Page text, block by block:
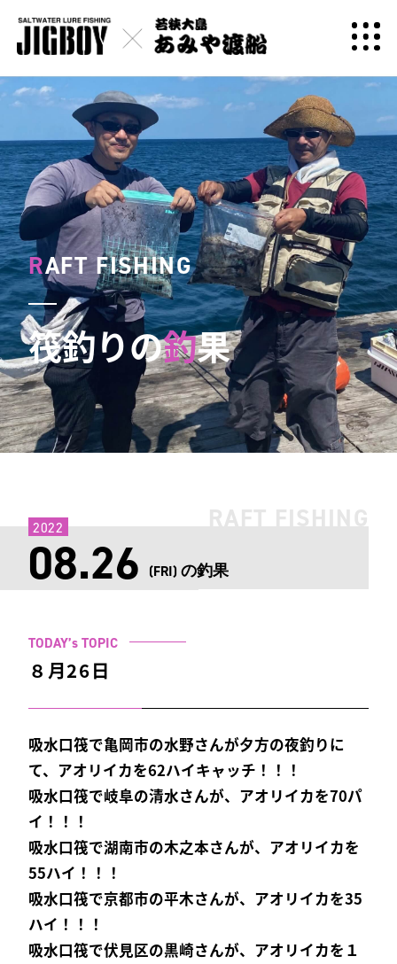
RAFT FISHING
筏釣りの釣果
RAFT FISHING
08.26 (FRI) の釣果
2022
TODAY’s TOPIC
８月26日
吸水口筏で亀岡市の水野さんが夕方の夜釣りに
て、アオリイカを62ハイキャッチ！！！
吸水口筏で岐阜の清水さんが、アオリイカを70パ
イ！！！
吸水口筏で湖南市の木之本さんが、アオリイカを
55ハイ！！！
吸水口筏で京都市の平木さんが、アオリイカを35
ハイ！！！
吸水口筏で伏見区の黒崎さんが、アオリイカを１